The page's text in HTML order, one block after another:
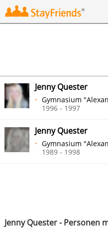
Suchen
Jenny Quester - Personen
Jenny Quester
Gymnasium
1996 - 1997
Jenny Quester
Gymnasium
1989 - 1998